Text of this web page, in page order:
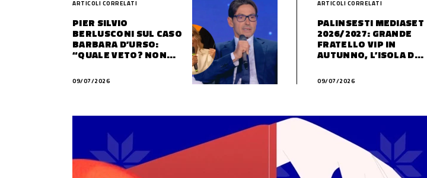
ARTICOLI CORRELATI
PIER SILVIO
BERLUSCONI SUL CASO
BARBARA D’URSO:
“QUALE VETO? NON
LAVORERÀ”
09/07/2026
ARTICOLI CORRELATI
PALINSESTI MEDIASET
2026/2027: GRANDE
FRATELLO VIP IN
AUTUNNO, L’ISOLA DEI
09/07/2026